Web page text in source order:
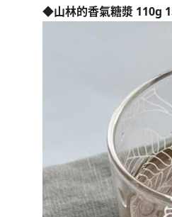
◆山林的香氣糖漿 110g